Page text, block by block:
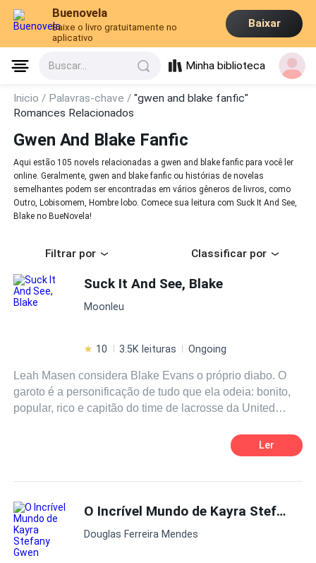
Buenovela
Baixe o livro gratuitamente no
aplicativo
Baixar
Buscar... Minha biblioteca
Inicio / Palavras-chave /"gwen and blake fanfic"
Romances Relacionados
Gwen And Blake Fanfic
Aqui estão 105 novels relacionadas a gwen and blake fanfic para você ler
online. Geralmente, gwen and blake fanfic ou histórias de novelas
semelhantes podem ser encontradas em vários gêneros de livros, como
Outro, Lobisomem, Hombre lobo. Comece sua leitura com Suck It And See,
Blake no BueNovela!
Filtrar por Classificar por
Suck It And See, Blake
Moonleu
10 3.5K leituras Ongoing
Leah Masen considera Blake Evans o próprio diabo. O
garoto é a personificação de tudo que ela odeia: bonito,
popular, rico e capitão do time de lacrosse da United
opinião, a tornando a única que consegue enxergar a
verdadeira face sobre Blake embaixo de toda lábia do
intitulado "Chic and News". Leah escreve sobre os
assuntos mais quentes e sórdidos envolvendo cada
estudante da Sharky School, porém seu foco é nada mais
e nada menos que Blake. Trazendo átona o seu único
Ler
O Incrível Mundo de Kayra Stefany Gwen
Douglas Ferreira Mendes